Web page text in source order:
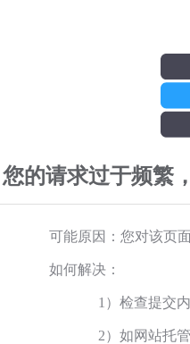
您的请求过于频繁
可能原因：您对该页
如何解决：
1）检查提交
2）如网站托